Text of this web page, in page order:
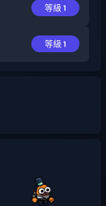
等級 1
等級 1